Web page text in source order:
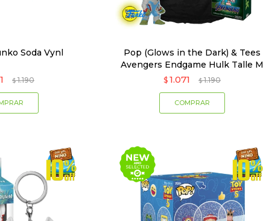
Soda Vynl
$ 1.190
Pop (Glows in the Dark) & Tees
Avengers Endgame Hulk Talle M
$ 1.071 $ 1.190